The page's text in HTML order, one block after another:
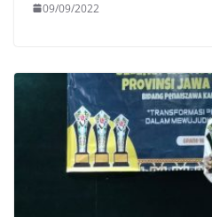
09/09/2022